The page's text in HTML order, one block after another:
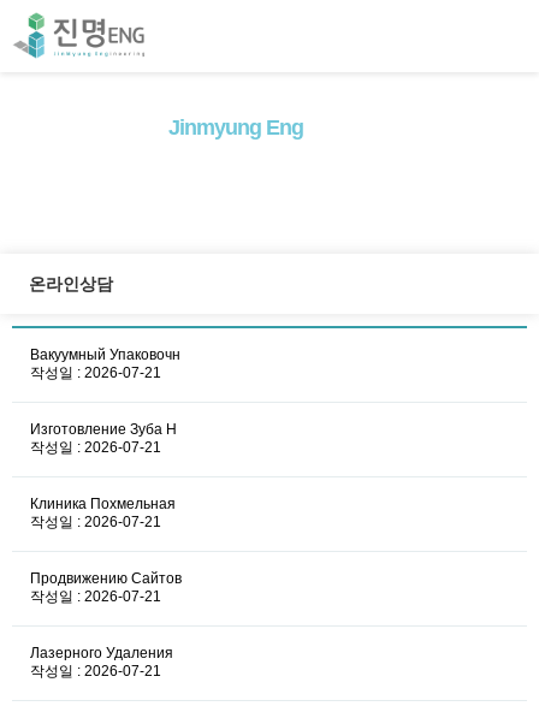
Jinmyung Eng
온라인상담
Вакуумный Упаковочн
작성일 : 2026-07-21
Изготовление Зуба Н
작성일 : 2026-07-21
Клиника Похмельная
작성일 : 2026-07-21
Продвижению Сайтов
작성일 : 2026-07-21
Лазерного Удаления
작성일 : 2026-07-21